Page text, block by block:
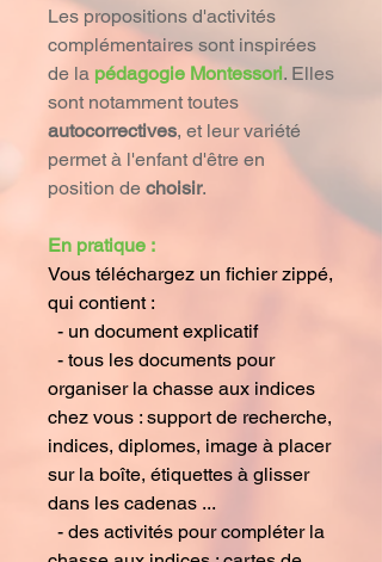
Les propositions d'activités
complémentaires sont inspirées
de la pédagogie Montessori. Elles
sont notamment toutes
autocorrectives, et leur variété
permet à l'enfant d'être en
position de choisir.
En pratique :
Vous téléchargez un fichier zippé,
qui contient :
- un document explicatif
- tous les documents pour
organiser la chasse aux indices
chez vous : support de recherche,
indices, diplomes, image à placer
sur la boîte, étiquettes à glisser
dans les cadenas ...
- des activités pour compléter la